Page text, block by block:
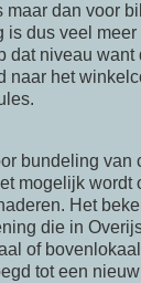
maar dan voor
is dus veel
dat niveau
naar het
bundeling van
mogelijk wordt
Het
die in
of
tot een nieuw